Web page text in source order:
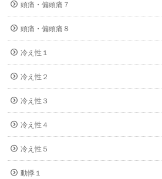
頭痛・偏頭痛７
頭痛・偏頭痛８
冷え性１
冷え性２
冷え性３
冷え性４
冷え性５
動悸１